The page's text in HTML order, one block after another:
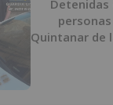
Detenidas
Quintanar de